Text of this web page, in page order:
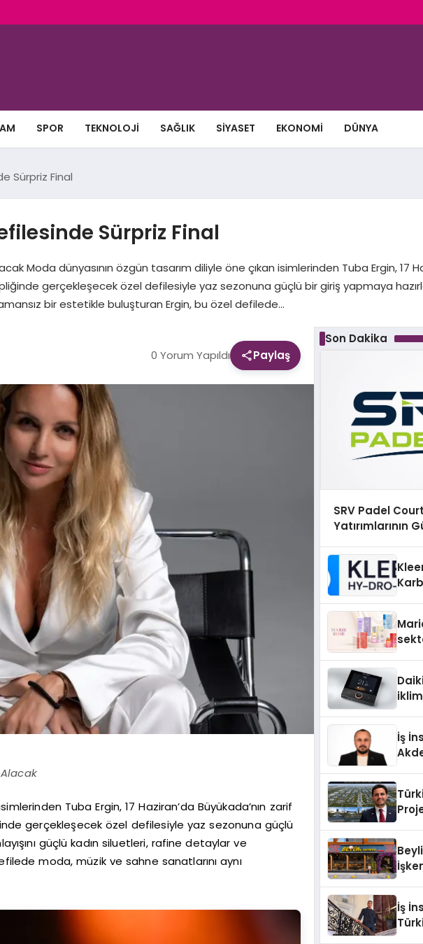
SRV
SPOR TEKNOLOJI SAĞLIK SIYASET EKONOMI DÜNYA
Sürpriz Final
Sürpriz Final
Moda dünyasının özgün tasarım diliyle öne çıkan isimlerinden Tuba Ergin, 17
gerçekleşecek özel defilesiyle yaz sezonuna güçlü bir giriş yapmaya
bir estetikle buluşturan Ergin, bu özel defilede…
0 Yorum Yapıldı Paylaş
Tuba Ergin, 17 Haziran’da Büyükada’nın zarif
gerçekleşecek özel defilesiyle yaz sezonuna güçlü
güçlü kadın siluetleri, rafine detaylar ve
moda, müzik ve sahne sanatlarını aynı
Son Dakika
SRV Padel
Yatırımlarının
Aldı
İş
İş